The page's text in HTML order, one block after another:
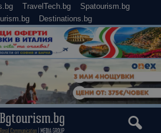
TravelTech.bg
Spatourism.bg
Destinations.bg